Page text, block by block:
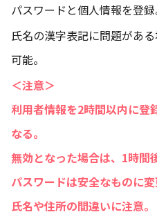
パスワードと個人情報を登録
氏名の漢字表記に問題があ
可能。
＜注意＞
利用者情報を2時間以内に登
なる。
無効となった場合は、1時間
パスワードは安全なものに変
氏名や住所の間違いに注意。